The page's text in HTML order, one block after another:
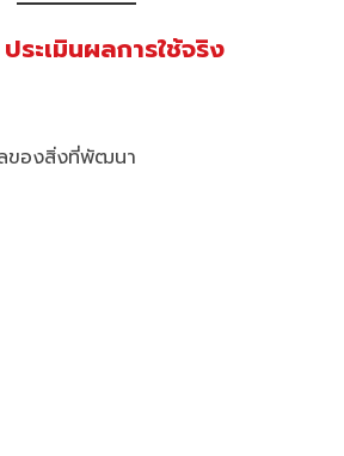
ะเมินผลการใช้จริง
ลของสิ่งที่พัฒนา